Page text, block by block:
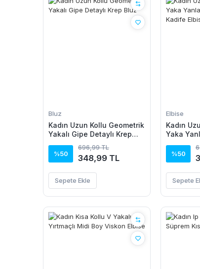
Bluz
Kadın Uzun Kollu Geometrik
Yakalı Gipe Detaylı Krep
%50
696,99 TL
348,99 TL
Sepete Ekle
Elbise
Kadın
Yaka
%50
Sepete